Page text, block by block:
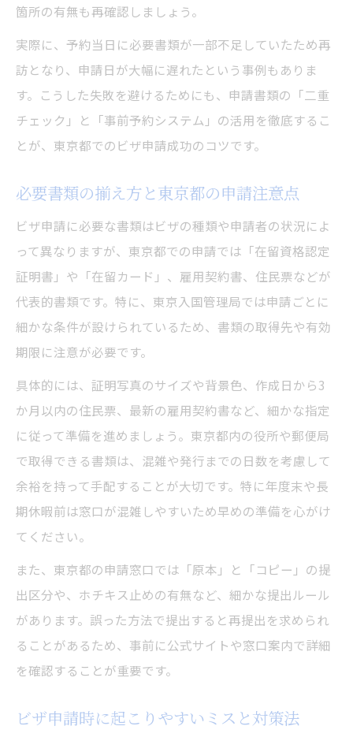
箇所の有無も再確認しましょう。
実際に、予約当日に必要書類が一部不足していたため再
訪となり、申請日が大幅に遅れたという事例もありま
す。こうした失敗を避けるためにも、申請書類の「二重
チェック」と「事前予約システム」の活用を徹底するこ
とが、東京都でのビザ申請成功のコツです。
必要書類の揃え方と東京都の申請注意点
ビザ申請に必要な書類はビザの種類や申請者の状況によ
って異なりますが、東京都での申請では「在留資格認定
証明書」や「在留カード」、雇用契約書、住民票などが
代表的書類です。特に、東京入国管理局では申請ごとに
細かな条件が設けられているため、書類の取得先や有効
期限に注意が必要です。
具体的には、証明写真のサイズや背景色、作成日から3
か月以内の住民票、最新の雇用契約書など、細かな指定
に従って準備を進めましょう。東京都内の役所や郵便局
で取得できる書類は、混雑や発行までの日数を考慮して
余裕を持って手配することが大切です。特に年度末や長
期休暇前は窓口が混雑しやすいため早めの準備を心がけ
てください。
また、東京都の申請窓口では「原本」と「コピー」の提
出区分や、ホチキス止めの有無など、細かな提出ルール
があります。誤った方法で提出すると再提出を求められ
ることがあるため、事前に公式サイトや窓口案内で詳細
を確認することが重要です。
ビザ申請時に起こりやすいミスと対策法